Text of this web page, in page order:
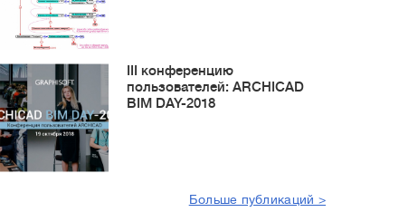
III конференцию
пользователей: ARCHICAD
BIM DAY-2018
Больше публикаций >